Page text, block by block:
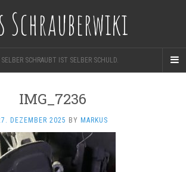
Schrauberwiki
SELBER SCHRAUBT IST SELBER SCHULD.
IMG_7236
DEZEMBER 2025 BY MARKUS